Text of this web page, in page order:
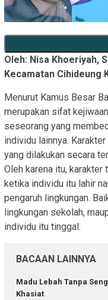
Oleh: Nisa Khoeriyah,
Kecamatan Cihideung
Menurut Kamus Besar
merupakan sifat
seseorang yang
individu lainnya.
yang dilakukan secara
Oleh karena itu,
ketika individu itu lahir
pengaruh lingkungan.
lingkungan sekolah,
individu itu tinggal.
BACAAN LAINNYA
Madu Lebah Tanpa
Khasiat